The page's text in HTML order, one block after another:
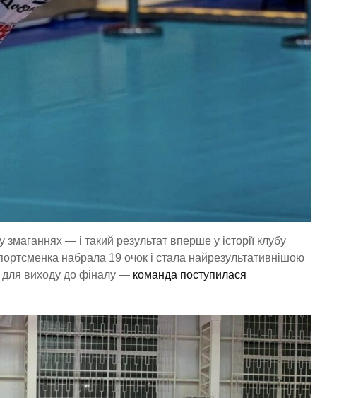
змаганнях — і такий результат вперше у історії клубу
набрала 19 очок і стала найрезультативнішою
для виходу до фіналу — команда поступилася